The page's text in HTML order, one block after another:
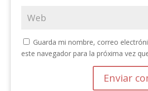
Guarda mi nombre, correo
este navegador para la próxima vez